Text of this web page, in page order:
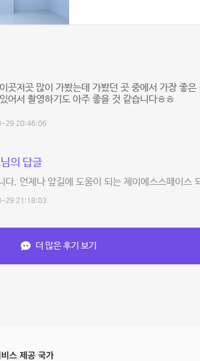
곳저곳 많이 가봤는데 가봤던 곳 중에서 가장 좋
어서 촬영하기도 아주 좋을 것 같습니다ㅎㅎ
29 20:46:06
의 답글
다. 언제나 앞길에 도움이 되는 제이에스스페이스
29 21:18:03
더 많은 후기 보기
스 제공 국가